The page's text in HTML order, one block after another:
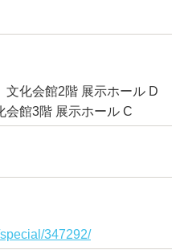
文化会館2階 展示ホール D
会館3階 展示ホール C
347292/